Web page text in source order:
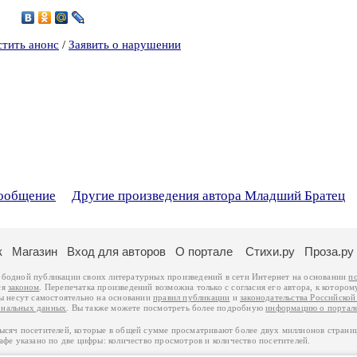
анонс / Заявить о нарушении
Другие произведения автора Младший Братец
Магазин Вход для авторов О портале Стихи.ру Проза.ру
публикации своих литературных произведений в сети Интернет на основании
законом . Перепечатка произведений возможна только с согласия его автора, к
несут самостоятельно на основанииправил публикации изаконодательства
данных
. Вы также можете посмотреть более подробнуюинформацию о
посетителей, которые в общей сумме просматривают более двух миллионов
указано по две цифры: количество просмотров и количество посетителей.